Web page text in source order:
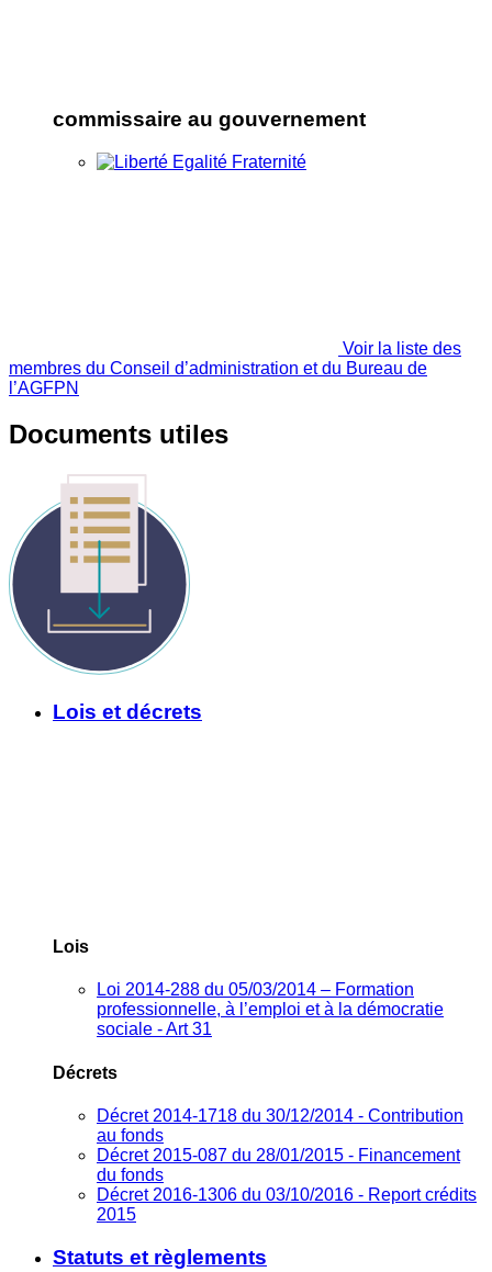
commissaire au gouvernement
Voir la liste des
membres du Conseil d’administration et du Bureau de
l’AGFPN
Documents utiles
Lois et décrets
Lois
Loi 2014-288 du 05/03/2014 – Formation
professionnelle, à l’emploi et à la démocratie
sociale - Art 31
Décrets
Décret 2014-1718 du 30/12/2014 - Contribution
au fonds
Décret 2015-087 du 28/01/2015 - Financement
du fonds
Décret 2016-1306 du 03/10/2016 - Report crédits
2015
Statuts et règlements